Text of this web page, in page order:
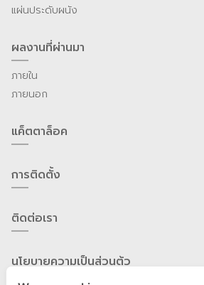
แผ่นประดับผนัง
ผลงานที่ผ่านมา
ภายใน
ภายนอก
แค็ตตาล็อค
การติดตั้ง
ติดต่อเรา
นโยบายความเป็นส่วนต้ว